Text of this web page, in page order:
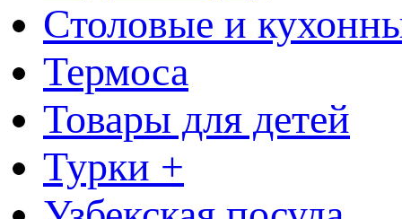
Столовые и
Термоса
Товары для детей
Турки +